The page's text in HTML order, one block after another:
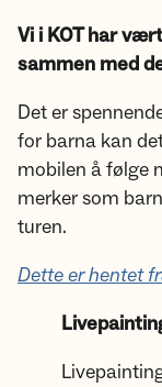
Vi i KOT har
sammen med
Det er
for barna kan
mobilen å følge
merker som
turen.
Dette er hentet